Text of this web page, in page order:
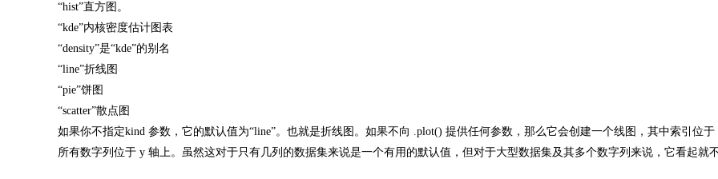
“hist”直方图。
“kde”内核密度估计图表
“density”是“kde”的别名
“line”折线图
“pie”饼图
“scatter”散点图
如果你不指定kind 参数，它的默认值为“line”。也就是折线图。如果不向 .plot() 提供任何参数，那么它会创建一个线图，其中索引位于
所有数字列位于 y 轴上。虽然这对于只有几列的数据集来说是一个有用的默认值，但对于大型数据集及其多个数字列来说，它看起就